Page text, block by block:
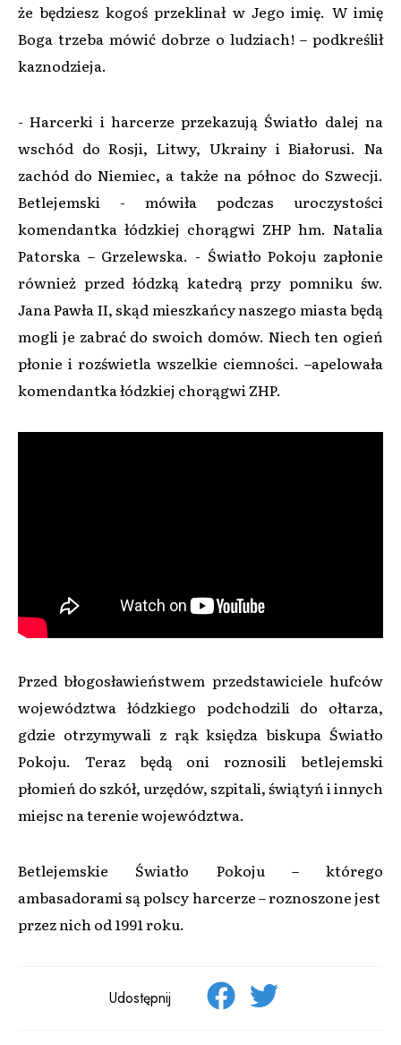
że będziesz kogoś przeklinał w Jego imię. W imię
Boga trzeba mówić dobrze o ludziach! – podkreślił
kaznodzieja.
- Harcerki i harcerze przekazują Światło dalej na
wschód do Rosji, Litwy, Ukrainy i Białorusi. Na
zachód do Niemiec, a także na północ do Szwecji.
Betlejemski - mówiła podczas uroczystości
komendantka łódzkiej chorągwi ZHP hm. Natalia
Patorska – Grzelewska. - Światło Pokoju zapłonie
również przed łódzką katedrą przy pomniku św.
Jana Pawła II, skąd mieszkańcy naszego miasta będą
mogli je zabrać do swoich domów. Niech ten ogień
płonie i rozświetla wszelkie ciemności. –apelowała
komendantka łódzkiej chorągwi ZHP.
Przed błogosławieństwem przedstawiciele hufców
województwa łódzkiego podchodzili do ołtarza,
gdzie otrzymywali z rąk księdza biskupa Światło
Pokoju. Teraz będą oni roznosili betlejemski
płomień do szkół, urzędów, szpitali, świątyń i innych
miejsc na terenie województwa.
Betlejemskie Światło Pokoju – którego
ambasadorami są polscy harcerze – roznoszone jest
przez nich od 1991 roku.
Udostępnij